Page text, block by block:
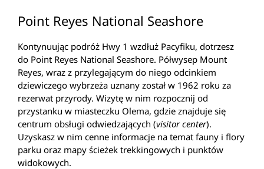
Point Reyes National Seashore
Kontynuując podróż Hwy 1 wzdłuż Pacyfiku, dotrzesz
do Point Reyes National Seashore. Półwysep Mount
Reyes, wraz z przylegającym do niego odcinkiem
dziewiczego wybrzeża uznany został w 1962 roku za
rezerwat przyrody. Wizytę w nim rozpocznij od
przystanku w miasteczku Olema, gdzie znajduje się
centrum obsługi odwiedzających (visitor center).
Uzyskasz w nim cenne informacje na temat fauny i flory
parku oraz mapy ścieżek trekkingowych i punktów
widokowych.